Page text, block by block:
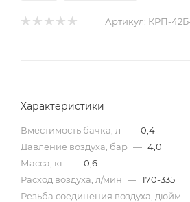
Артикул: КРП-
Характеристики
Вместимость бачка, л — 0,4
Давление воздуха, бар — 4,0
Масса, кг — 0,6
Расход воздуха, л/мин — 170-335
Резьба соединения воздуха, дюйм